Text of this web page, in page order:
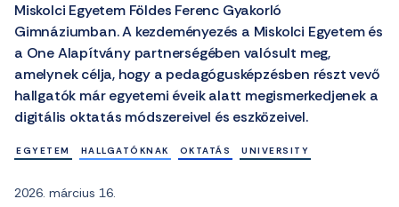
Miskolci Egyetem Földes Ferenc Gyakorló
Gimnáziumban. A kezdeményezés a Miskolci Egyetem és
a One Alapítvány partnerségében valósult meg,
amelynek célja, hogy a pedagógusképzésben részt vevő
hallgatók már egyetemi éveik alatt megismerkedjenek a
digitális oktatás módszereivel és eszközeivel.
EGYETEM HALLGATÓKNAK OKTATÁS UNIVERSITY
2026. március 16.